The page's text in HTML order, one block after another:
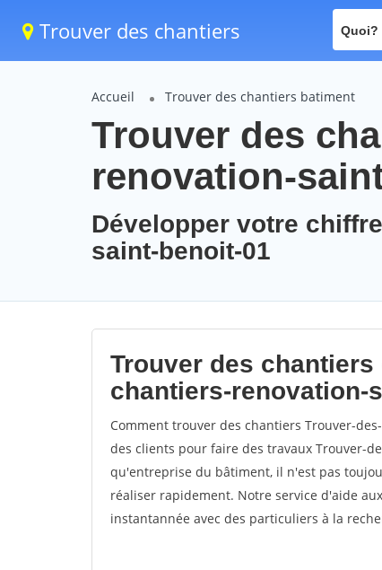
Trouver des chantiers Quoi?
Accueil Trouver des chantiers batiment
Trouver des
renovation-
Développer votre
saint-benoit-01
Trouver des
chantiers-renovation-
Comment trouver des chantiers Trouver-
des clients pour faire des travaux Trouver-
qu'entreprise du bâtiment, il n'est pas
réaliser rapidement. Notre service d'aide
instantannée avec des particuliers à la